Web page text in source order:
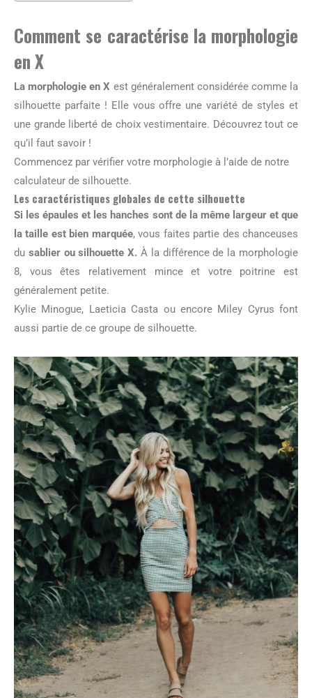
Comment se caractérise la morphologie
en X
La morphologie en X est généralement considérée comme la
silhouette parfaite ! Elle vous offre une variété de styles et
une grande liberté de choix vestimentaire. Découvrez tout ce
qu’il faut savoir !
Commencez par vérifier votre morphologie à l’aide de notre
calculateur de silhouette.
Les caractéristiques globales de cette silhouette
Si les épaules et les hanches sont de la même largeur et que
la taille est bien marquée, vous faites partie des chanceuses
du sablier ou silhouette X. À la différence de la morphologie
8, vous êtes relativement mince et votre poitrine est
généralement petite.
Kylie Minogue, Laeticia Casta ou encore Miley Cyrus font
aussi partie de ce groupe de silhouette.